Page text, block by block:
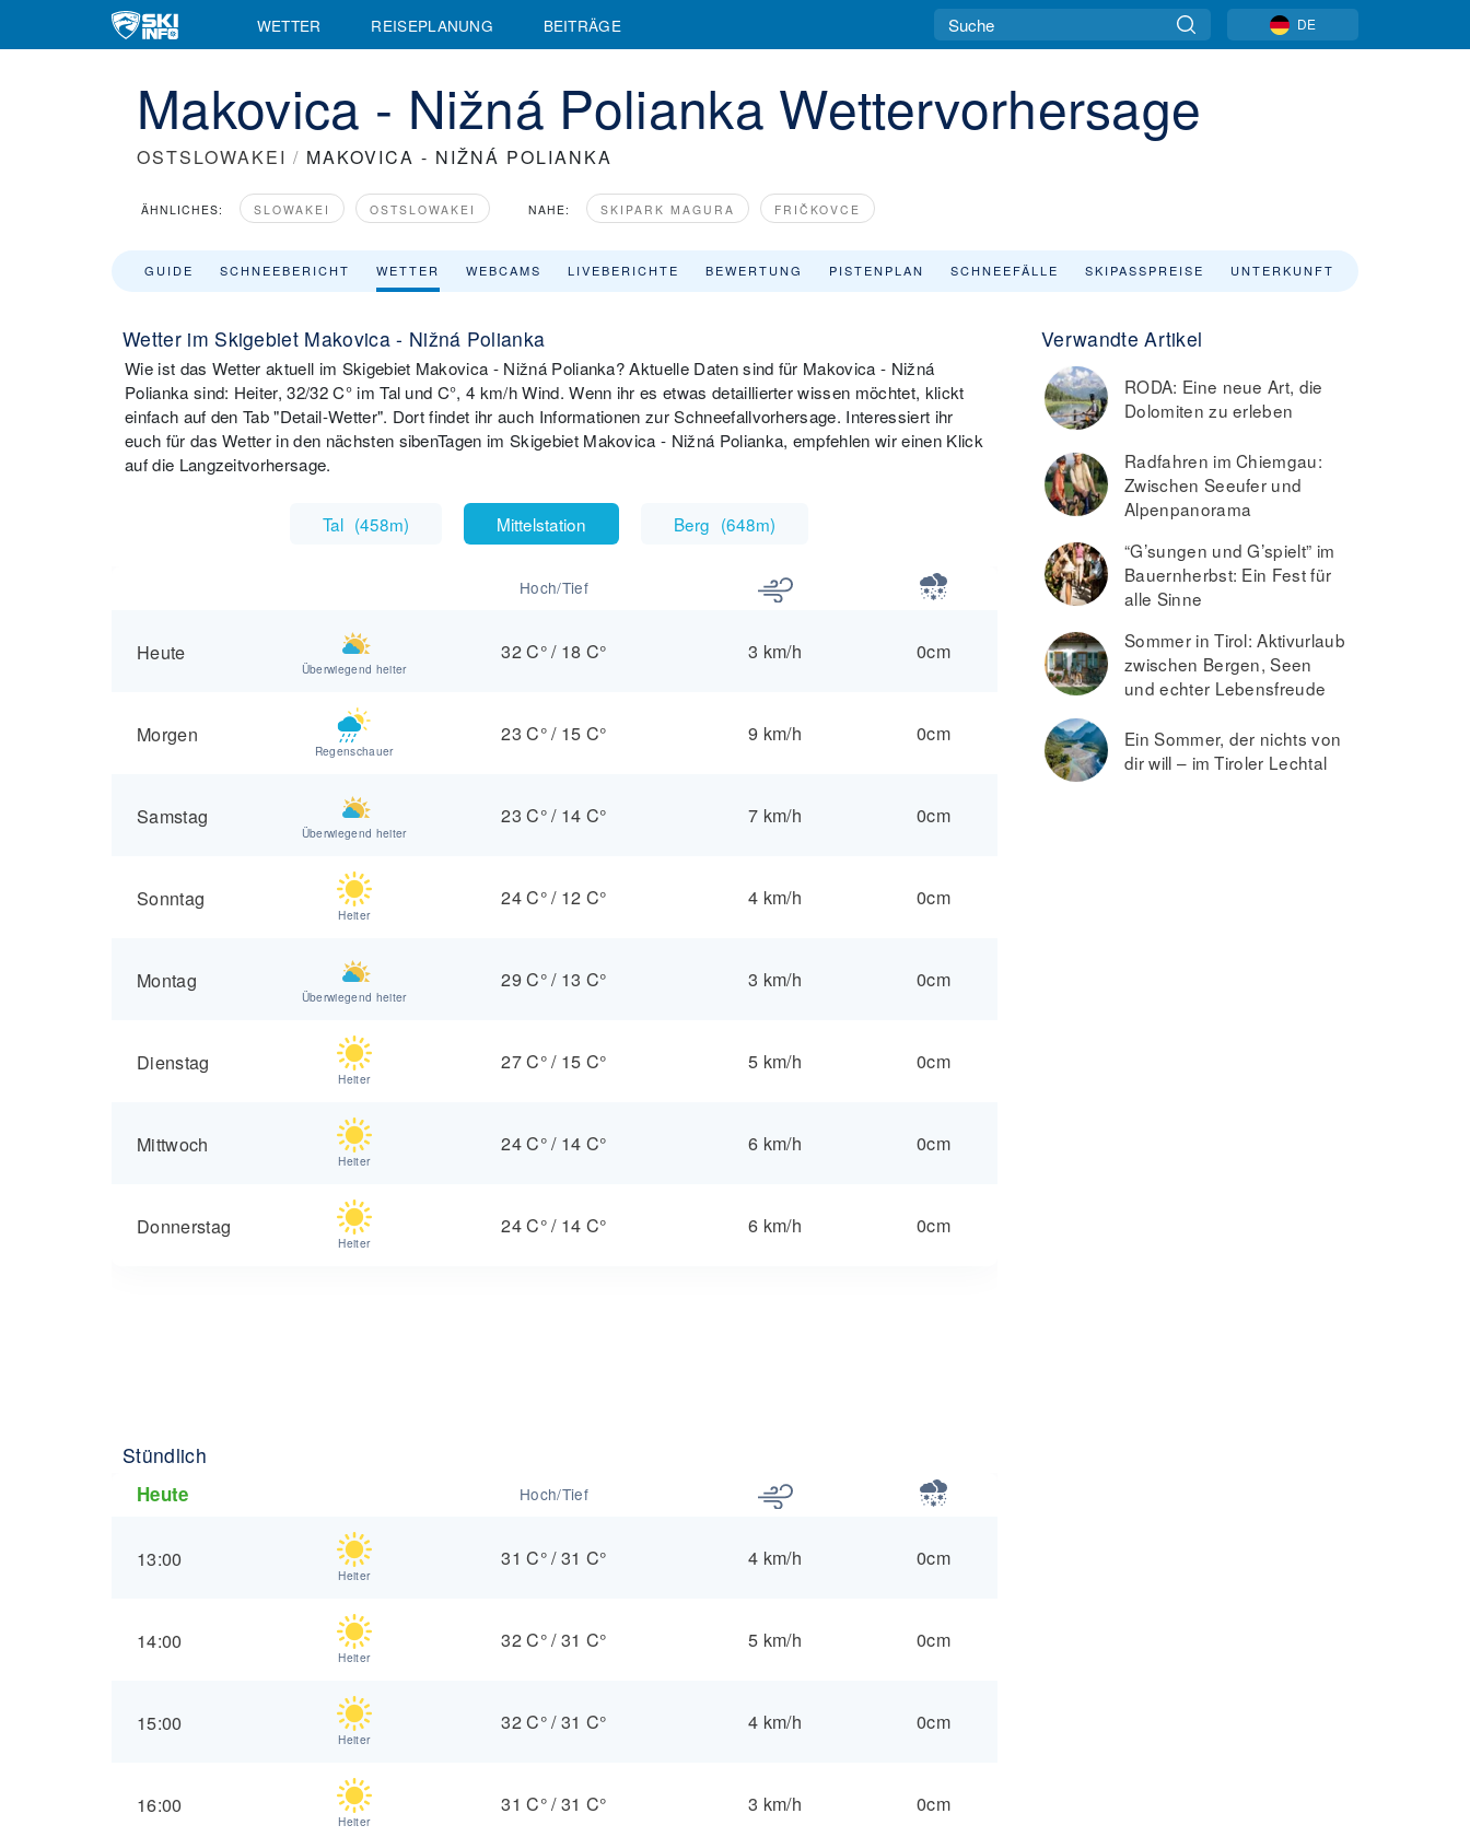
WETTER REISEPLANUNG BEITRÄGE DE
Makovica - Nižná Polianka Wettervorhersage
OSTSLOWAKEI / MAKOVICA - NIŽNÁ POLIANKA
ÄHNLICHES: SLOWAKEI OSTSLOWAKEI NAHE: SKIPARK MAGURA FRIČKOVCE
GUIDE SCHNEEBERICHT WETTER WEBCAMS LIVEBERICHTE BEWERTUNG PISTENPLAN SCHNEEFÄLLE SKIPASSPREISE UNTERKUNFT
Wetter im Skigebiet Makovica - Nižná Polianka
Wie ist das Wetter aktuell im Skigebiet Makovica - Nižná Polianka? Aktuelle Daten sind für Makovica - Nižná
Polianka sind: Heiter, 32/32 C° im Tal und C°, 4 km/h Wind. Wenn ihr es etwas detaillierter wissen möchtet, klickt
einfach auf den Tab "Detail-Wetter". Dort findet ihr auch Informationen zur Schneefallvorhersage. Interessiert ihr
euch für das Wetter in den nächsten sibenTagen im Skigebiet Makovica - Nižná Polianka, empfehlen wir einen Klick
auf die Langzeitvorhersage.
Tal (458m) Mittelstation Berg (648m)
Hoch/Tief
Heute
Überwiegend heiter
32 C°/ 18 C° 3 km/h 0cm
Morgen
Regenschauer
23 C°/ 15 C° 9 km/h 0cm
Samstag
Überwiegend heiter
23 C°/ 14 C° 7 km/h 0cm
Sonntag
Heiter
24 C°/ 12 C° 4 km/h 0cm
Montag
Überwiegend heiter
29 C°/ 13 C° 3 km/h 0cm
Dienstag
Heiter
27 C°/ 15 C° 5 km/h 0cm
Mittwoch
Heiter
24 C°/ 14 C° 6 km/h 0cm
Donnerstag
Heiter
24 C°/ 14 C° 6 km/h 0cm
Stündlich
Heute Hoch/Tief
13:00
Heiter
31 C°/31 C° 4 km/h 0cm
14:00
Heiter
32 C°/31 C° 5 km/h 0cm
15:00
Heiter
32 C°/31 C° 4 km/h 0cm
16:00
Heiter
31 C°/31 C° 3 km/h 0cm
Verwandte Artikel
RODA: Eine neue Art, die
Dolomiten zu erleben
Radfahren im Chiemgau:
Zwischen Seeufer und
Alpenpanorama
“G’sungen und G’spielt” im
Bauernherbst: Ein Fest für
alle Sinne
Sommer in Tirol: Aktivurlaub
zwischen Bergen, Seen
und echter Lebensfreude
Ein Sommer, der nichts von
dir will – im Tiroler Lechtal